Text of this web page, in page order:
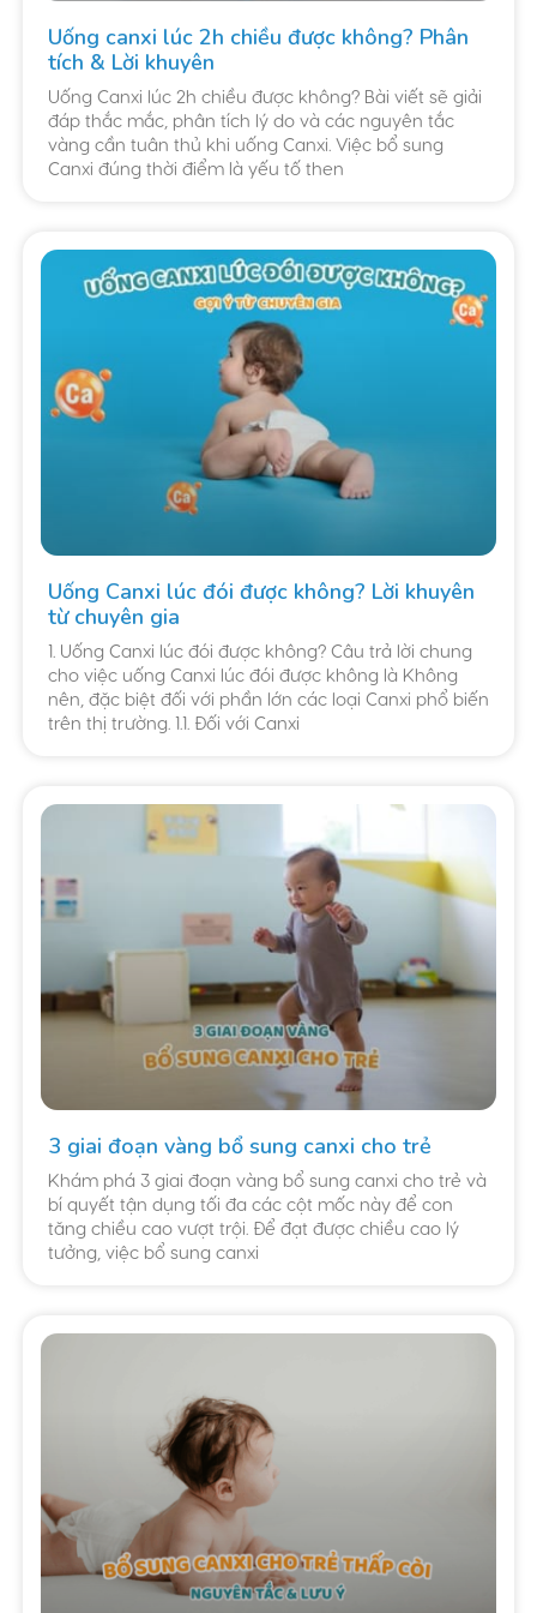
Uống canxi lúc 2h chiều được không? Phân
tích & Lời khuyên
Uống Canxi lúc 2h chiều được không? Bài viết sẽ giải
đáp thắc mắc, phân tích lý do và các nguyên tắc
vàng cần tuân thủ khi uống Canxi. Việc bổ sung
Canxi đúng thời điểm là yếu tố then
Uống Canxi lúc đói được không? Lời khuyên
từ chuyên gia
1. Uống Canxi lúc đói được không? Câu trả lời chung
cho việc uống Canxi lúc đói được không là Không
nên, đặc biệt đối với phần lớn các loại Canxi phổ biến
trên thị trường. 1.1. Đối với Canxi
3 giai đoạn vàng bổ sung canxi cho trẻ
Khám phá 3 giai đoạn vàng bổ sung canxi cho trẻ và
bí quyết tận dụng tối đa các cột mốc này để con
tăng chiều cao vượt trội. Để đạt được chiều cao lý
tưởng, việc bổ sung canxi